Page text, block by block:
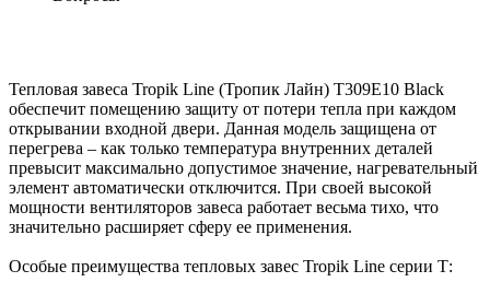
Тепловая завеса Tropik Line (Тропик Лайн) Т309Е10 Black
обеспечит помещению защиту от потери тепла при каждом
открывании входной двери. Данная модель защищена от
перегрева – как только температура внутренних деталей
превысит максимально допустимое значение, нагревательный
элемент автоматически отключится. При своей высокой
мощности вентиляторов завеса работает весьма тихо, что
значительно расширяет сферу ее применения.
Особые преимущества тепловых завес Tropik Line серии Т: